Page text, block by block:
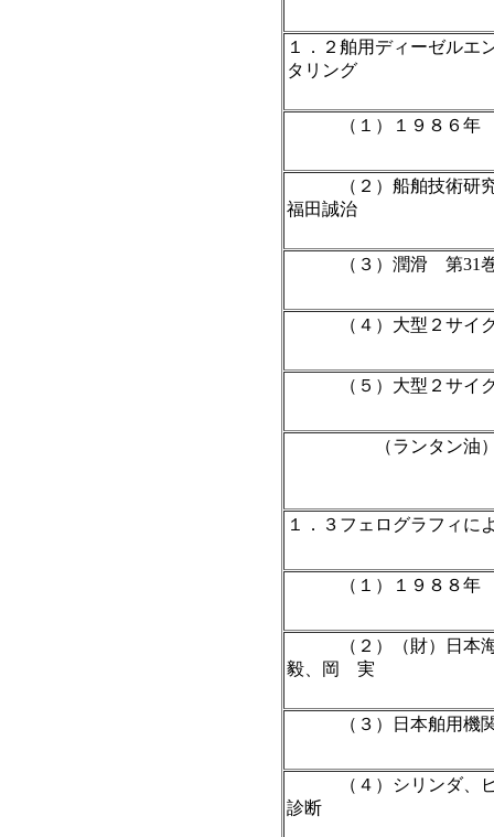
１．２舶用ディーゼルエ
タリング
（１）１９８６年
（２）船舶技術研究
福田誠治
（３）潤滑 第31巻
（４）大型２サイク
（５）大型２サイク
（ランタン油）中の
１．３フェログラフィに
（１）１９８８年
（２）（財）日本海
毅、岡 実
（３）日本舶用機関
（４）シリンダ、ピ
診断